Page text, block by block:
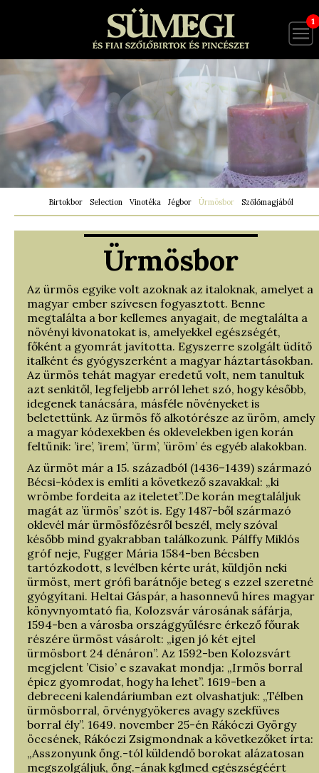
1
Birtokbor Selection Vinotéka Jégbor Ürmösbor Szőlőmagjából
Ürmösbor
Az ürmös egyike volt azoknak az italoknak, amelyet a
magyar ember szívesen fogyasztott. Benne
megtalálta a bor kellemes anyagait, de megtalálta a
növényi kivonatokat is, amelyekkel egészségét,
főként a gyomrát javította. Egyszerre szolgált üdítő
italként és gyógyszerként a magyar háztartásokban.
Az ürmös tehát magyar eredetű volt, nem tanultuk
azt senkitől, legfeljebb arról lehet szó, hogy később,
idegenek tanácsára, másféle növényeket is
beletettünk. Az ürmös fő alkotórésze az üröm, amely
a magyar kódexekben és oklevelekben igen korán
feltűnik: ’ire’, ’irem’, ’ürm’, ’üröm’ és egyéb alakokban.
Az ürmöt már a 15. századból (1436–1439) származó
Bécsi-kódex is említi a következő szavakkal: „ki
wrömbe fordeita az iteletet”.De korán megtaláljuk
magát az ’ürmös’ szót is. Egy 1487-ből származó
oklevél már ürmösfőzésről beszél, mely szóval
később mind gyakrabban találkozunk. Pálffy Miklós
gróf neje, Fugger Mária 1584-ben Bécsben
tartózkodott, s levélben kérte urát, küldjön neki
ürmöst, mert grófi barátnője beteg s ezzel szeretné
gyógyítani. Heltai Gáspár, a hasonnevű híres magyar
könyvnyomtató fia, Kolozsvár városának sáfárja,
1594-ben a városba országgyűlésre érkező főurak
részére ürmöst vásárolt: „igen jó két ejtel
ürmösbort 24 dénáron”. Az 1592-ben Kolozsvárt
megjelent ’Cisio’ e szavakat mondja: „Irmös borral
épicz gyomrodat, hogy ha lehet”. 1619-ben a
debreceni kalendáriumban ezt olvashatjuk: „Télben
ürmösborral, örvénygyökeres avagy szekfüves
borral ély”. 1649. november 25-én Rákóczi György
öccsének, Rákóczi Zsigmondnak a következőket írta:
„Asszonyunk őng.-tól küldendő borokat alázatosan
megszolgáljuk, őng.-ának kglmed egészségéért